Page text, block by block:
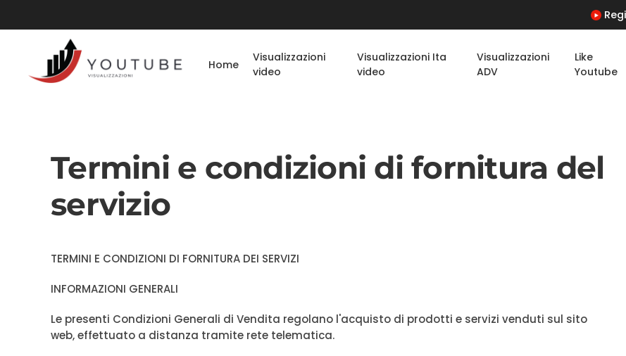
Home
Visualizzazioni
video
Visualizzazioni Ita
video
Visualizzazioni
ADV
Like
Youtube
Termini e condizioni di fornitura del
servizio
TERMINI E CONDIZIONI DI FORNITURA DEI SERVIZI
INFORMAZIONI GENERALI
Le presenti Condizioni Generali di Vendita regolano l'acquisto di prodotti e servizi venduti sul sito
web, effettuato a distanza tramite rete telematica.